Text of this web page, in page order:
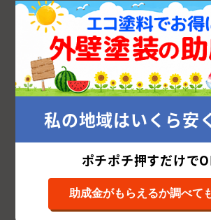
す。
外壁塗装の窓口に依頼して九
壁塗装業者を探してもらう
結論、九戸郡で優良外壁塗装業者を
塗装の窓口に依頼してしまうのが一番
す。
やすくなりますが、外壁塗装の窓口に
厳格な審査を通過する必要があるた
私の地域はいくら安
ポチポチ押すだけで
助成金がもらえるか調べて